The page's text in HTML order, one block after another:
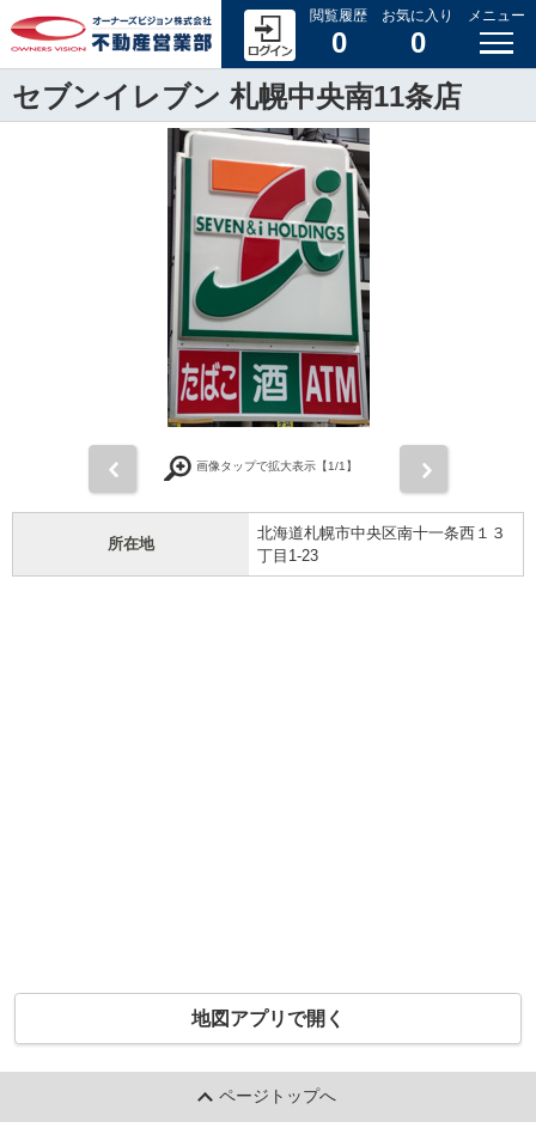
閲覧履歴
0
お気に入り
0
メニュー
セブンイレブン 札幌中央南11条店
画像タップで拡大表示【1/1】
所在地
北海道札幌市中央区南十一条西１３
丁目1-23
地図アプリで開く
ページトップへ